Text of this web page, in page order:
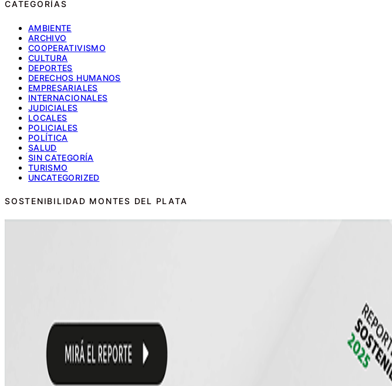
CATEGORÍAS
AMBIENTE
ARCHIVO
COOPERATIVISMO
CULTURA
DEPORTES
DERECHOS HUMANOS
EMPRESARIALES
INTERNACIONALES
JUDICIALES
LOCALES
POLICIALES
POLÍTICA
SALUD
SIN CATEGORÍA
TURISMO
UNCATEGORIZED
SOSTENIBILIDAD MONTES DEL PLATA